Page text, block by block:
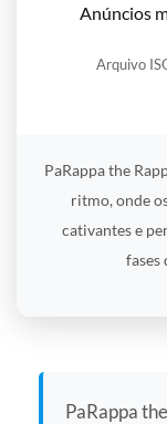
Anúncios
Arquivo
PaRappa the
ritmo, onde
cativantes e
fases
PaRappa